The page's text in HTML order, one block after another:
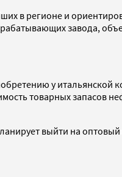
в регионе и
завода,
у итальянской
товарных
выйти на